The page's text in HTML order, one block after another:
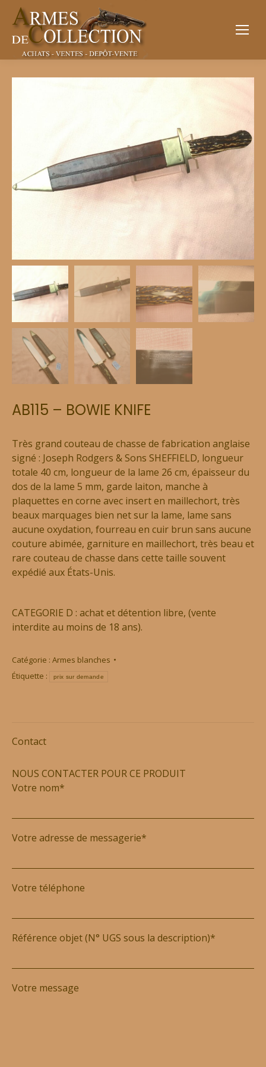
AB115 – BOWIE KNIFE
Très grand couteau de chasse de fabrication anglaise
signé : Joseph Rodgers & Sons SHEFFIELD, longueur
totale 40 cm, longueur de la lame 26 cm, épaisseur du
dos de la lame 5 mm, garde laiton, manche à
plaquettes en corne avec insert en maillechort, très
beaux marquages bien net sur la lame, lame sans
aucune oxydation, fourreau en cuir brun sans aucune
couture abimée, garniture en maillechort, très beau et
rare couteau de chasse dans cette taille souvent
expédié aux États-Unis.
CATEGORIE D : achat et détention libre, (vente
interdite au moins de 18 ans).
Catégorie : Armes blanches
Étiquette :
prix sur demande
Contact
NOUS CONTACTER POUR CE PRODUIT
Votre nom*
Votre adresse de messagerie*
Votre téléphone
Référence objet (N° UGS sous la description)*
Votre message